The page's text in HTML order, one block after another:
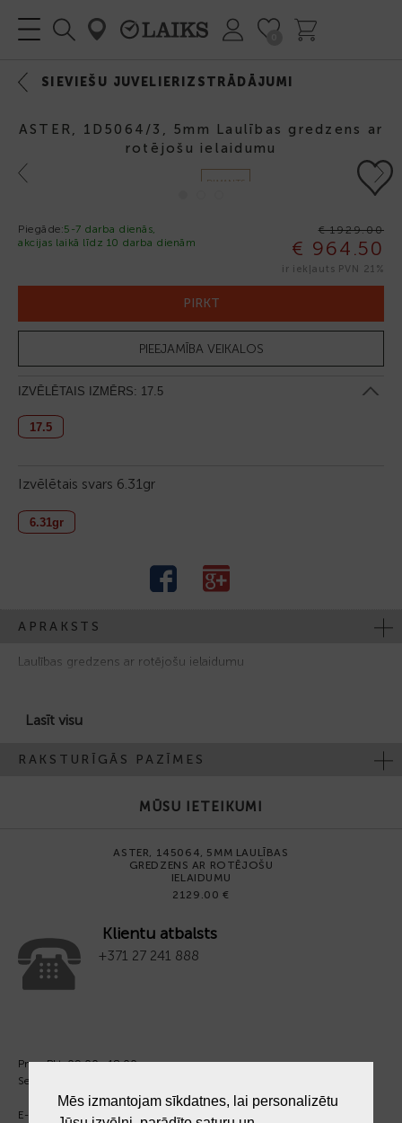
SIEVIEŠU JUVELIERIZSTRĀDĀJUMI
ASTER, 1D5064/3, 5mm Laulības gredzens ar
rotējošu ielaidumu
Previous
DIMANTS
Next
Piegāde:5-7 darba dienās,
akcijas laikā līdz 10 darba dienām
€ 1929.00
€ 964.50
ir iekļauts PVN 21%
PIRKT
PIEEJAMĪBA VEIKALOS
IZVĒLĒTAIS IZMĒRS: 17.5
17.5
Izvēlētais svars 6.31gr
6.31gr
APRAKSTS
Laulības gredzens ar rotējošu ielaidumu
Lasīt visu
RAKSTURĪGĀS PAZĪMES
MŪSU IETEIKUMI
ASTER, 145064, 5MM LAULĪBAS
GREDZENS AR ROTĒJOŠU
IELAIDUMU
2129.00 €
Klientu atbalsts
+371 27 241 888
Pm. - Pkt. 09:00 - 18:00
Sest. un Sv. - brīvs.
E-pasts: info@laiksjewellery.lv
Mēs izmantojam sīkdatnes, lai personalizētu